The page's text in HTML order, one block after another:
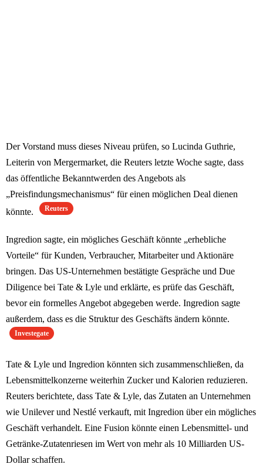
Der Vorstand muss dieses Niveau prüfen, so Lucinda Guthrie,
Leiterin von Mergermarket, die Reuters letzte Woche sagte, dass
das öffentliche Bekanntwerden des Angebots als
„Preisfindungsmechanismus“ für einen möglichen Deal dienen
könnte.
Reuters
Ingredion sagte, ein mögliches Geschäft könnte „erhebliche
Vorteile“ für Kunden, Verbraucher, Mitarbeiter und Aktionäre
bringen. Das US-Unternehmen bestätigte Gespräche und Due
Diligence bei Tate & Lyle und erklärte, es prüfe das Geschäft,
bevor ein formelles Angebot abgegeben werde. Ingredion sagte
außerdem, dass es die Struktur des Geschäfts ändern könnte.
Investegate
Tate & Lyle und Ingredion könnten sich zusammenschließen, da
Lebensmittelkonzerne weiterhin Zucker und Kalorien reduzieren.
Reuters berichtete, dass Tate & Lyle, das Zutaten an Unternehmen
wie Unilever und Nestlé verkauft, mit Ingredion über ein mögliches
Geschäft verhandelt. Eine Fusion könnte einen Lebensmittel- und
Getränke-Zutatenriesen im Wert von mehr als 10 Milliarden US-
Dollar schaffen.